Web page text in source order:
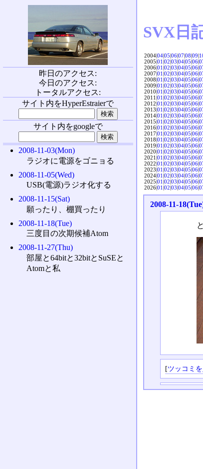
SVX日
2004|04|05|06|07|08|09|
2005|01|02|03|04|05|06|
2006|01|02|03|04|05|06|
2007|01|02|03|04|05|06|
2008|01|02|03|04|05|06|
2009|01|02|03|04|05|06|
2010|01|02|03|04|05|06|
2011|01|02|03|04|05|06|
2012|01|02|03|04|05|06|
2013|01|02|03|04|05|06|
2014|01|02|03|04|05|06|
2015|01|02|03|04|05|06|
2016|01|02|03|04|05|06|
2017|01|02|03|04|05|06|
2018|01|02|03|04|05|06|
2019|01|02|03|04|05|06|
2020|01|02|03|04|05|06|
2021|01|02|03|04|05|06|
2022|01|02|03|04|05|06|
2023|01|02|03|04|05|06|
2024|01|02|03|04|05|06|
2025|01|02|03|04|05|06|
2026|01|02|03|04|05|06|
2008-11-
[ツッコミ
昨日のアクセス:
今日のアクセス:
トータルアクセス:
サイト内をHyperEstraierで
サイト内をgoogleで
2008-11-03(Mon)
ラジオに電源をゴニョる
2008-11-05(Wed)
USB(電源)ラジオ化する
2008-11-15(Sat)
願ったり、棚買ったり
2008-11-18(Tue)
三度目の次期候補Atom
2008-11-27(Thu)
部屋と64bitと32bitとSuSEと
Atomと私